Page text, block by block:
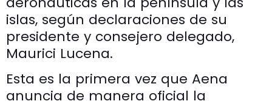
islas, según declaraciones de su
presidente y consejero delegado,
Maurici Lucena.
Esta es la primera vez que Aena
anuncia de manera oficial la